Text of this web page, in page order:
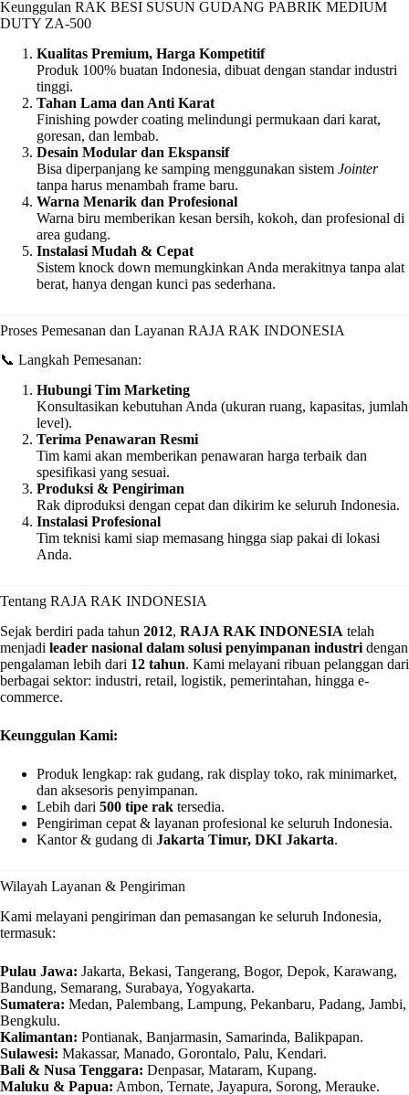
Keunggulan RAK BESI SUSUN GUDANG PABRIK MEDIUM
DUTY ZA-500
Kualitas Premium, Harga Kompetitif
Produk 100% buatan Indonesia, dibuat dengan standar industri
tinggi.
Tahan Lama dan Anti Karat
Finishing powder coating melindungi permukaan dari karat,
goresan, dan lembab.
Desain Modular dan Ekspansif
Bisa diperpanjang ke samping menggunakan sistem Jointer
tanpa harus menambah frame baru.
Warna Menarik dan Profesional
Warna biru memberikan kesan bersih, kokoh, dan profesional di
area gudang.
Instalasi Mudah & Cepat
Sistem knock down memungkinkan Anda merakitnya tanpa alat
berat, hanya dengan kunci pas sederhana.
Proses Pemesanan dan Layanan RAJA RAK INDONESIA
📞 Langkah Pemesanan:
Hubungi Tim Marketing
Konsultasikan kebutuhan Anda (ukuran ruang, kapasitas, jumlah
level).
Terima Penawaran Resmi
Tim kami akan memberikan penawaran harga terbaik dan
spesifikasi yang sesuai.
Produksi & Pengiriman
Rak diproduksi dengan cepat dan dikirim ke seluruh Indonesia.
Instalasi Profesional
Tim teknisi kami siap memasang hingga siap pakai di lokasi
Anda.
Tentang RAJA RAK INDONESIA
Sejak berdiri pada tahun 2012, RAJA RAK INDONESIA telah
menjadi leader nasional dalam solusi penyimpanan industri dengan
pengalaman lebih dari 12 tahun. Kami melayani ribuan pelanggan dari
berbagai sektor: industri, retail, logistik, pemerintahan, hingga e-
commerce.
Keunggulan Kami:
Produk lengkap: rak gudang, rak display toko, rak minimarket,
dan aksesoris penyimpanan.
Lebih dari 500 tipe rak tersedia.
Pengiriman cepat & layanan profesional ke seluruh Indonesia.
Kantor & gudang di Jakarta Timur, DKI Jakarta.
Wilayah Layanan & Pengiriman
Kami melayani pengiriman dan pemasangan ke seluruh Indonesia,
termasuk:
Pulau Jawa: Jakarta, Bekasi, Tangerang, Bogor, Depok, Karawang,
Bandung, Semarang, Surabaya, Yogyakarta.
Sumatera: Medan, Palembang, Lampung, Pekanbaru, Padang, Jambi,
Bengkulu.
Kalimantan: Pontianak, Banjarmasin, Samarinda, Balikpapan.
Sulawesi: Makassar, Manado, Gorontalo, Palu, Kendari.
Bali & Nusa Tenggara: Denpasar, Mataram, Kupang.
Maluku & Papua: Ambon, Ternate, Jayapura, Sorong, Merauke.